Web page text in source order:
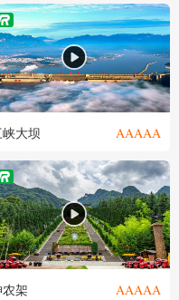
峡大坝 AAAAA
架 AAAAA